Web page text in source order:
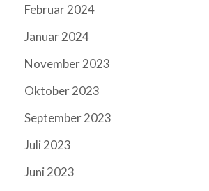
Februar 2024
Januar 2024
November 2023
Oktober 2023
September 2023
Juli 2023
Juni 2023